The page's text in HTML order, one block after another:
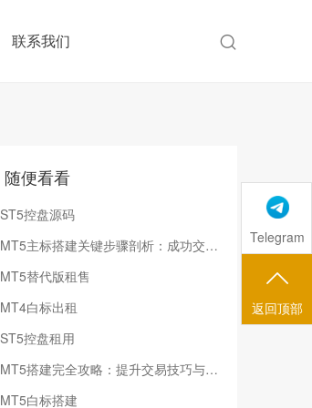
联系我们
随便看看
ST5控盘源码
MT5主标搭建关键步骤剖析：成功交易的秘密就在这里
MT5替代版租售
MT4白标出租
ST5控盘租用
MT5搭建完全攻略：提升交易技巧与风险控制能力
MT5白标搭建
Telegram
返回顶部